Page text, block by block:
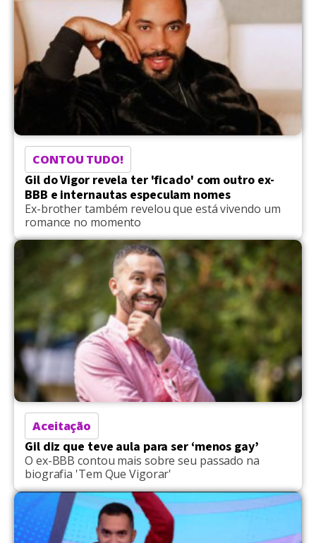
CONTOU TUDO!
Gil do Vigor revela ter 'ficado' com outro ex-
BBB e internautas especulam nomes
Ex-brother também revelou que está vivendo um
romance no momento
Aceitação
Gil diz que teve aula para ser ‘menos gay’
O ex-BBB contou mais sobre seu passado na
biografia 'Tem Que Vigorar'